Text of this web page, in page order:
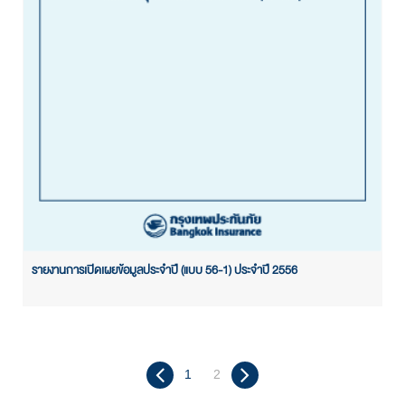
รายงานการเปิดเผยข้อมูลประจำปี (แบบ 56-1) ประจำปี 2556
1 2